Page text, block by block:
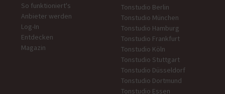
So funktioniert's
Anbieter werden
Log-In
Entdecken
Magazin
Tonstudio Berlin
Tonstudio München
Tonstudio Hamburg
Tonstudio Frankfurt
Tonstudio Köln
Tonstudio Stuttgart
Tonstudio Düsseldorf
Tonstudio Dortmund
Tonstudio Essen